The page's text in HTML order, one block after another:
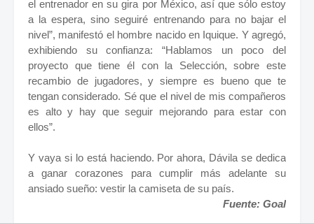
el entrenador en su gira por México, así que sólo estoy
a la espera, sino seguiré entrenando para no bajar el
nivel”, manifestó el hombre nacido en Iquique. Y agregó,
exhibiendo su confianza: “Hablamos un poco del
proyecto que tiene él con la Selección, sobre este
recambio de jugadores, y siempre es bueno que te
tengan considerado. Sé que el nivel de mis compañeros
es alto y hay que seguir mejorando para estar con
ellos”.
Y vaya si lo está haciendo. Por ahora, Dávila se dedica
a ganar corazones para cumplir más adelante su
ansiado sueño: vestir la camiseta de su país.
Fuente: Goal